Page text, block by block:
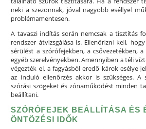
neki a szezonnak, jóval nagyobb eséllyel
problémamentesen.
A tavaszi indítás során nemcsak a tisztítás
rendszer átvizsgálása is. Ellenőrizni kell,
sérülést a szórófejekben, a csővezetékben,
egyéb szerelvényekben. Amennyiben a téli
végezték el, a fagyásból eredő károk esélye
az induló ellenőrzés akkor is szükséges. A
szórási szögeket és zónaműködést minden
beállítani.
SZÓRÓFEJEK BEÁLLÍTÁSA ÉS
ÖNTÖZÉSI IDŐK